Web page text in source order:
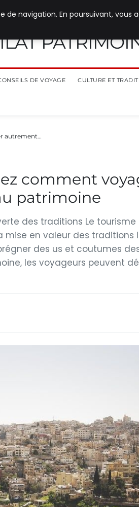
DE VOYAGE CULTURE ET
autrement…
comment
patrimoine
des traditions Le tourisme
mise en valeur des traditions
des us et coutumes
les voyageurs peuvent
de navigation. En poursuivant, vous